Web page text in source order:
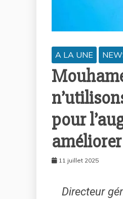
A LA UNE
pour
11 juillet 2025
Directeur